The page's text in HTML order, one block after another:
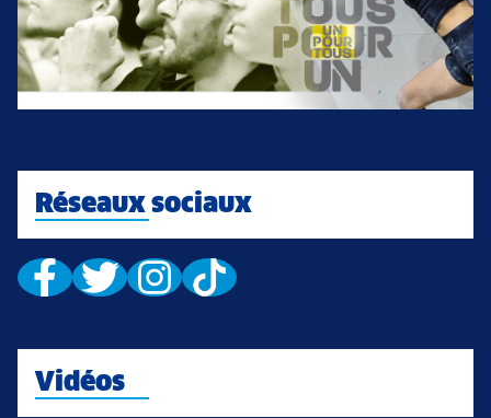
Réseaux sociaux
Vidéos